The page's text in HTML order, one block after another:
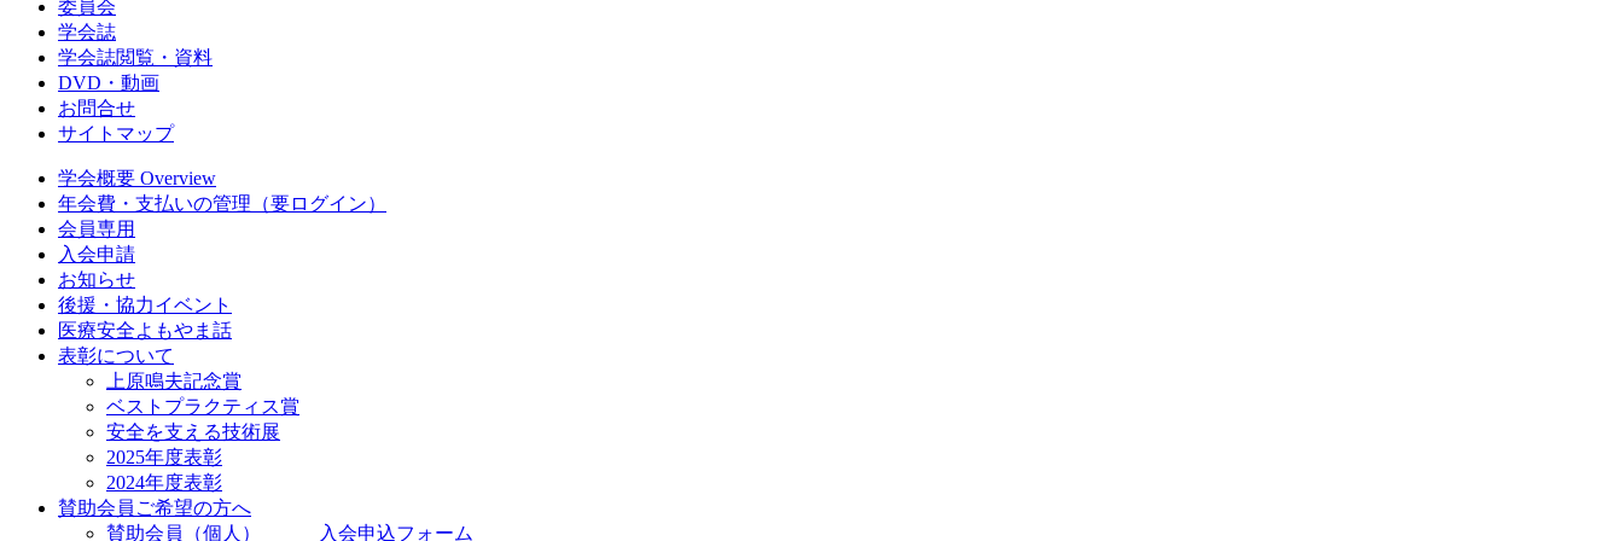
委員会
学会誌
学会誌閲覧・資料
DVD・動画
お問合せ
サイトマップ
学会概要 Overview
年会費・支払いの管理（要ログイン）
会員専用
入会申請
お知らせ
後援・協力イベント
医療安全よもやま話
表彰について
上原鳴夫記念賞
ベストプラクティス賞
安全を支える技術展
2025年度表彰
2024年度表彰
賛助会員ご希望の方へ
賛助会員（個人） 入会申込フォーム